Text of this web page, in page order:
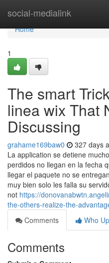
social-medialink
Home
Home
1
The smart
linea wix That
Discussing
grahame169baw0 327 days
La application se detiene
perdidos no llegan en la fecha
llegar el paquete no se
muy bien solo les falla su
not https://
the-others-realize-the-
Comments
Who
Comments